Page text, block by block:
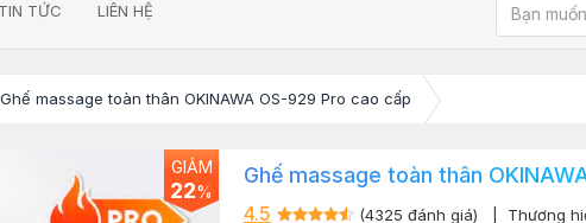
TIN TỨC LIÊN HỆ
Ghế massage toàn thân OKINAWA OS-929 Pro cao cấp
GIẢM
22%
Ghế massage toàn thân
4.5 (4325 đánh giá) | Thương